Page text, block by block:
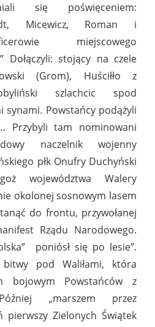
się poświęceniem:
Micewicz, Roman i
miejscowego
Dołączyli: stojący na czele
(Grom), Huściłło z
szlachcic spod
synami. Powstańcy podążyli
Przybyli tam nominowani
naczelnik wojenny
płk Onufry Duchyński
województwa Walery
okolonej sosnowym lasem
do frontu, przywołanej
Rządu Narodowego.
poniósł się po lesie”.
pod Waliłami, która
bojowym Powstańców z
„marszem przez
pierwszy Zielonych Świątek